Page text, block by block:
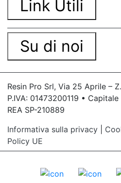
Link Utili
Su di noi
Resin Pro Srl, Via 25 Aprile –
P.IVA: 01473200119 •
REA SP-210889
Informativa sulla privacy
Policy UE